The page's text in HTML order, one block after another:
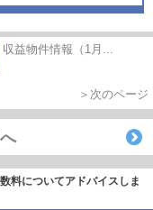
収益物件情報（1月...
＞次のページ
料についてアドバイスしま